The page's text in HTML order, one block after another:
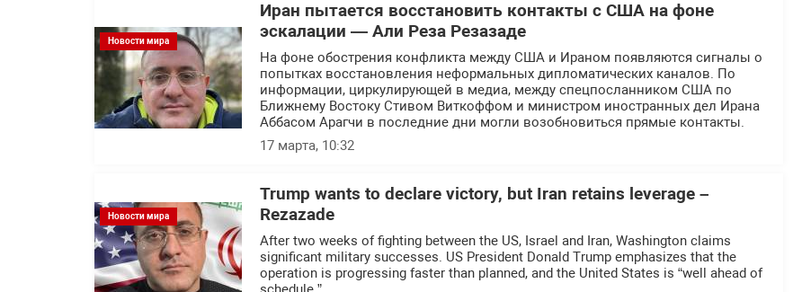
Новости мира
Иран пытается восстановить контакты с США на фоне
эскалации — Али Реза Резазаде
На фоне обострения конфликта между США и Ираном появляются сигналы о
попытках восстановления неформальных дипломатических каналов. По
информации, циркулирующей в медиа, между спецпосланником США по
Ближнему Востоку Стивом Виткоффом и министром иностранных дел Ирана
Аббасом Арагчи в последние дни могли возобновиться прямые контакты.
17 марта, 10:32
Новости мира
Trump wants to declare victory, but Iran retains leverage –
Rezazade
After two weeks of fighting between the US, Israel and Iran, Washington claims
significant military successes. US President Donald Trump emphasizes that the
operation is progressing faster than planned, and the United States is “well ahead of